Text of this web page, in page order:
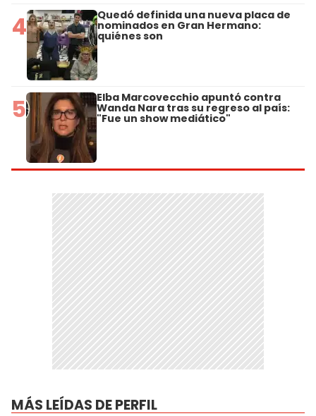
4 Quedó definida una nueva placa de
nominados en Gran Hermano:
quiénes son
5 Elba Marcovecchio apuntó contra
Wanda Nara tras su regreso al país:
"Fue un show mediático"
MÁS LEÍDAS DE PERFIL